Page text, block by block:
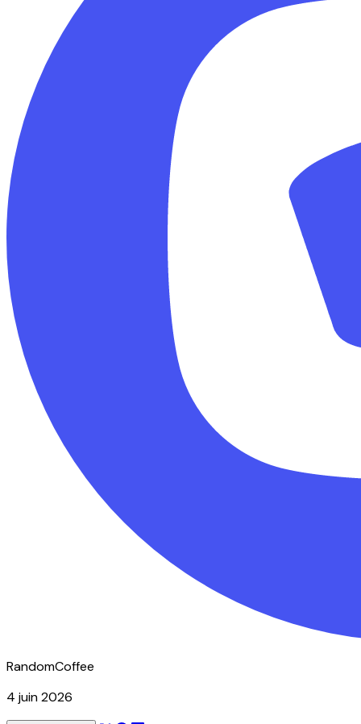
RandomCoffee
4 juin 2026